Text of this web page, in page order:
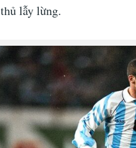
lẫy lừng.